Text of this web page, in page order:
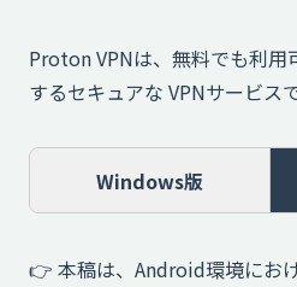
Proton VPNは、無料でも利用
するセキュアな VPNサービスで
Windows版
👉️ 本稿は、Android環境にお